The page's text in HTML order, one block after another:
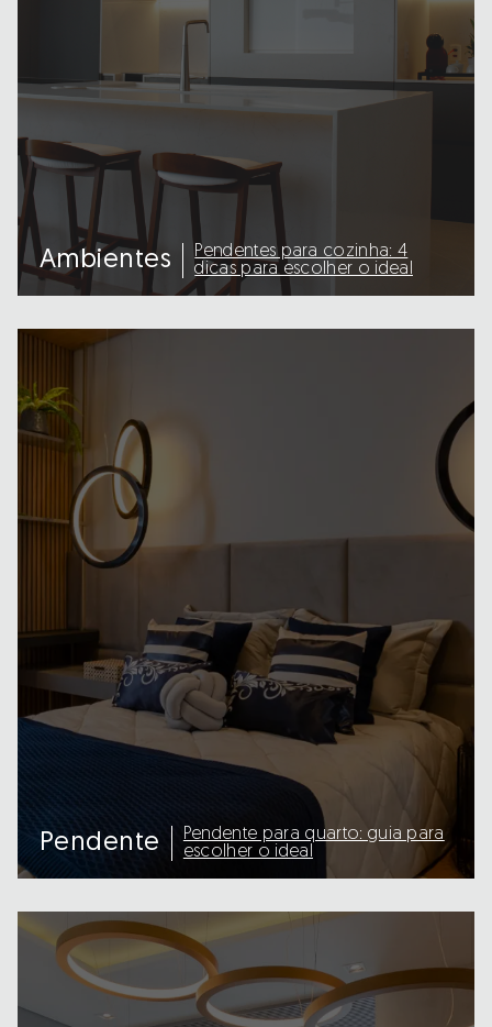
Ambientes
Pendentes para cozinha: 4
dicas para escolher o ideal
Pendente
Pendente para quarto: guia para
escolher o ideal